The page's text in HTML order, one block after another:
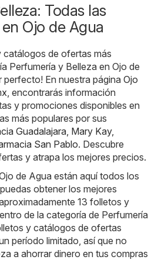
Todas las
Ojo de Agua
de ofertas más
Perfumería y Belleza en Ojo de
perfecto! En nuestra página Ojo
, encontrarás información
y promociones disponibles en
más populares por sus
Guadalajara Mary Kay,
San Pablo. Descubre
y atrapa los mejores precios.
de Agua están aquí todos los
obtener los mejores
13 folletos y
de la categoría de Perfumería
y catálogos de ofertas
período limitado, así que no
a ahorrar dinero en tus compras